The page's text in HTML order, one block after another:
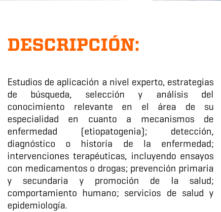
DESCRIPCIÓN:
Estudios de aplicación a nivel experto, estrategias
de búsqueda, selección y análisis del
conocimiento relevante en el área de su
especialidad en cuanto a mecanismos de
enfermedad (etiopatogenia); detección,
diagnóstico o historia de la enfermedad;
intervenciones terapéuticas, incluyendo ensayos
con medicamentos o drogas; prevención primaria
y secundaria y promoción de la salud;
comportamiento humano; servicios de salud y
epidemiología.